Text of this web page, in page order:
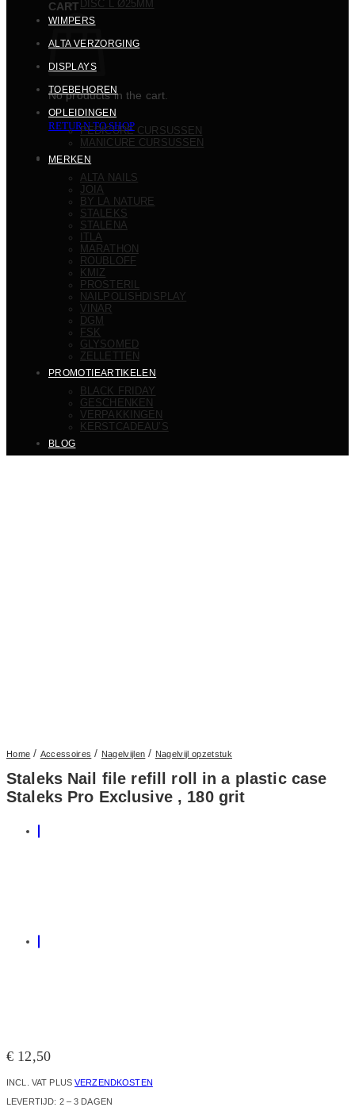
CART
No products in the cart.
RETURN TO SHOP
DISC L Ø25MM
WIMPERS
ALTA VERZORGING
DISPLAYS
TOEBEHOREN
OPLEIDINGEN
PEDICURE CURSUSSEN
MANICURE CURSUSSEN
MERKEN
ALTA NAILS
JOIA
BY LA NATURE
STALEKS
STALENA
ITLA
MARATHON
ROUBLOFF
KMIZ
PROSTERIL
NAILPOLISHDISPLAY
VINAR
DGM
FSK
GLYSOMED
ZELLETTEN
PROMOTIEARTIKELEN
BLACK FRIDAY
GESCHENKEN
VERPAKKINGEN
KERSTCADEAU’S
BLOG
Home / Accessoires / Nagelvijlen / Nagelvijl opzetstuk
Staleks Nail file refill roll in a plastic case
Staleks Pro Exclusive , 180 grit
€ 12,50
INCL. VAT PLUSVERZENDKOSTEN
LEVERTIJD: 2 – 3 DAGEN